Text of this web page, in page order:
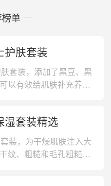
单
护肤套装
套装，添加了黑豆、黑
以有效给肌肤补充养
物质微量元素的喜马拉
肤屏障。不添加酒精、
更安
湿套装精选
装，为干燥肌肤注入大
纹、粗糙和毛孔粗糙一